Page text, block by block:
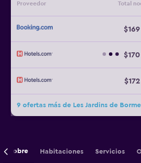
Proveedor Total
$169
$170
$172
Sobre Habitaciones Servicios